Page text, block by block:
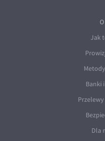
Jak
Banki
Dla